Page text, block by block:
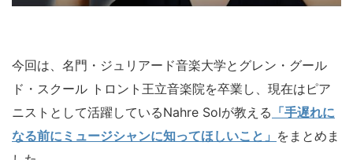
今回は、名門・ジュリアード音楽大学とグレン・グール
ド・スクール トロント王立音楽院を卒業し、現在はピア
ニストとして活躍しているNahre Solが教える 「手遅れに
なる前にミュージシャンに知ってほしいこと」 をまとめま